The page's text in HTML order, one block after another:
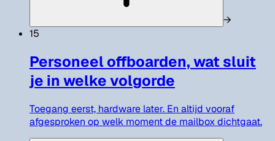
→
15
Personeel offboarden, wat sluit
je in welke volgorde
Toegang eerst, hardware later. En altijd vooraf
afgesproken op welk moment de mailbox dichtgaat.